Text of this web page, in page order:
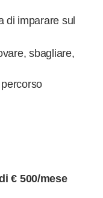
di imparare sul
sbagliare,
€ 500/mese